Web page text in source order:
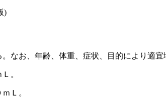
)
なお、年齢、体重、症状、目的により適宜
。
Ｌ。